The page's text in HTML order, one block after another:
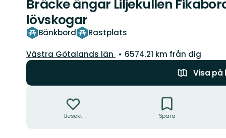
Bräcke ängar Liljekullen
lövskogar
Bänkbord Rastplats
Län:
Västra Götalands län
6574.21 km från dig
Visa på
Besökt Spara